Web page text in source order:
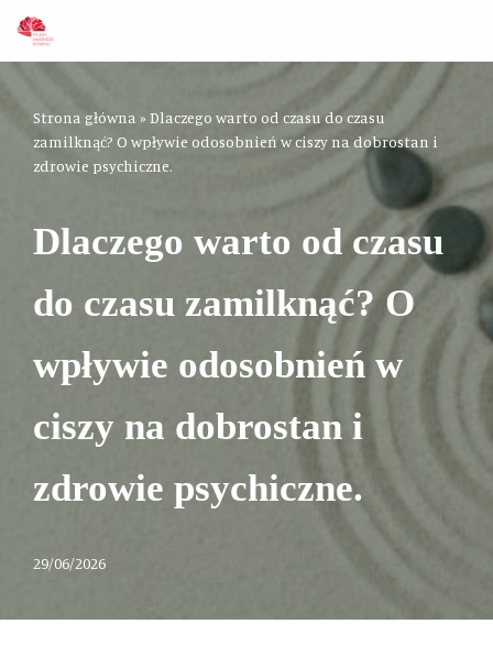
Przejdź
treści
Strona główna » Dlaczego warto od czasu do czasu
zamilknąć? O wpływie odosobnień w ciszy na dobrostan i
zdrowie psychiczne.
Dlaczego warto od czasu
do czasu zamilknąć? O
wpływie odosobnień w
ciszy na dobrostan i
zdrowie psychiczne.
29/06/2026